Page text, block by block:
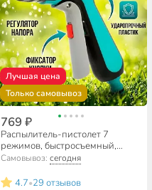
Лучшая цена
Только самовывоз
769 ₽
Распылитель-пистолет 7
режимов, быстросъемный,
Kalipso, DY2056G
Самовывоз: сегодня
4.7•29 отзывов